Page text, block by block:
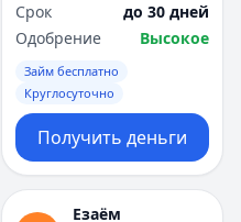
Срок
до 30 дней
Одобрение
Высокое
Займ бесплатно
Круглосуточно
Получить деньги
Езаём